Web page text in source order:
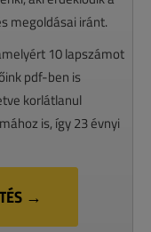
megoldásai iránt.
10 lapszámot
pdf-ben is
korlátlanul
is, így 23 évnyi
→